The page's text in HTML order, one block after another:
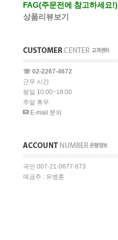
FAG(주문전에 참고하세요!)
상품리뷰보기
☏ 02-2267-4672
근무 시간
평일 10:00~18:00
주말 휴무
E-mail 문의
국민 007-21-0677-873
예금주 : 유병훈